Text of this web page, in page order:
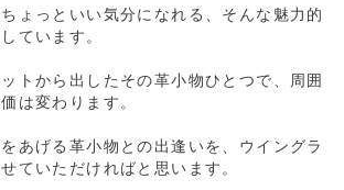
ょっといい気分になれる、そんな魅力的
ています。
トから出したその革小物ひとつで、周囲
は変わります。
あげる革小物との出逢いを、ウイングラ
ていただければと思います。